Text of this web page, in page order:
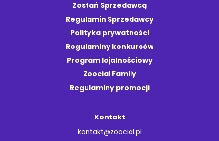
Zostań Sprzedawcą
Regulamin Sprzedawcy
Polityka prywatności
Regulaminy konkursów
Program lojalnościowy
Zoocial Family
Regulaminy promocji
Kontakt
kontakt@zoocial.pl